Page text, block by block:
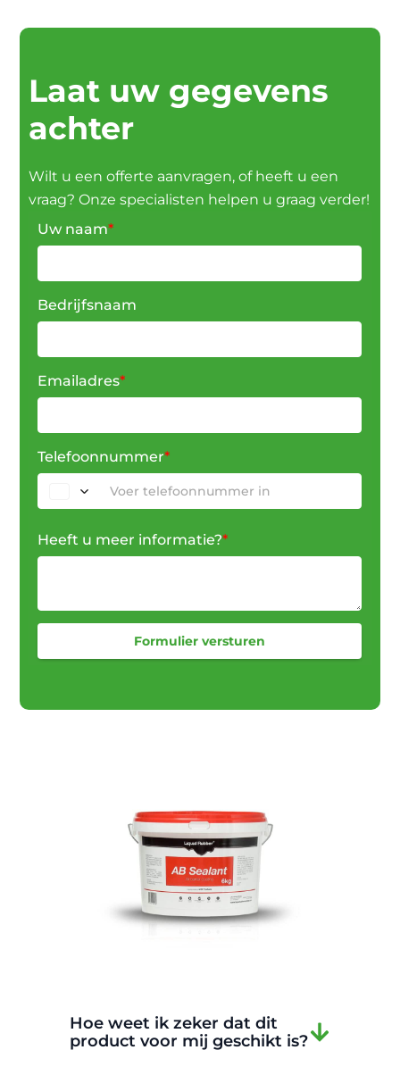
Laat uw gegevens
achter
Wilt u een offerte aanvragen, of heeft u een
vraag? Onze specialisten helpen u graag verder!
Uw naam*
Bedrijfsnaam
Emailadres*
Telefoonnummer*
Heeft u meer informatie?*
Formulier versturen
Hoe weet ik zeker dat dit
product voor mij geschikt is?